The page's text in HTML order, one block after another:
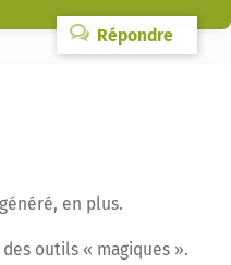
Répondre
en plus.
outils « magiques ».